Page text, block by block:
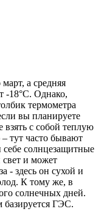
а средняя
-18°C. Однако,
термометра
вы планируете
взять с собой теплую
тут часто бывают
солнцезащитные
свет и может
- здесь он сухой и
К тому же, в
солнечных дней.
базируется ГЭС.